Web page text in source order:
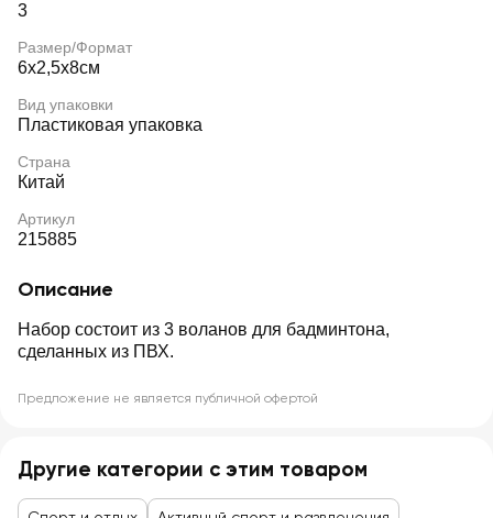
3
Размер/Формат
6x2,5x8см
Вид упаковки
Пластиковая упаковка
Страна
Китай
Артикул
215885
Описание
Набор состоит из 3 воланов для бадминтона,
сделанных из ПВХ.
Предложение не является публичной офертой
Другие категории с этим товаром